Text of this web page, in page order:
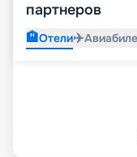
партнеров
🏨Отели✈️